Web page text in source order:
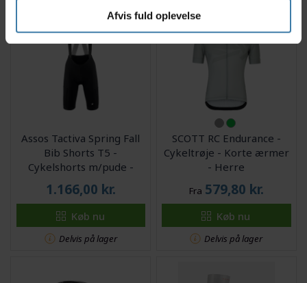
Afvis fuld oplevelse
Assos Tactiva Spring Fall
Bib Shorts T5 -
Cykelshorts m/pude -
Dame
1.166,00 kr.
Køb nu
Delvis på lager
SCOTT RC Endurance -
Cykeltrøje - Korte ærmer
- Herre
Fra 579,80 kr.
Køb nu
Delvis på lager